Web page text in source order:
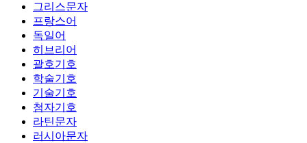
그리스문자
프랑스어
독일어
히브리어
괄호기호
학술기호
기술기호
첨자기호
라틴문자
러시아문자